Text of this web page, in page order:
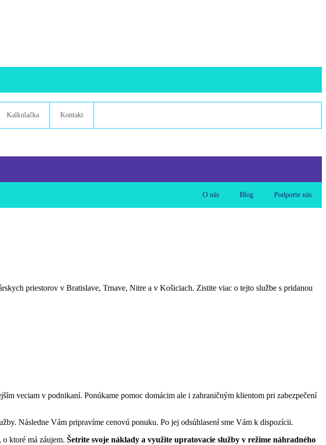
Kalkulačka Kontakt
O nás Blog Podporte nás
priestorov v Bratislave, Trnave, Nitre a v Košiciach. Zistite viac o tejto službe s pridanou
veciam v podnikaní. Ponúkame pomoc domácim ale i zahraničným klientom pri zabezpečení
Následne Vám pripravíme cenovú ponuku. Po jej odsúhlasení sme Vám k dispozícii.
ktoré má záujem. Šetrite svoje náklady a využite upratovacie služby v režime náhradného